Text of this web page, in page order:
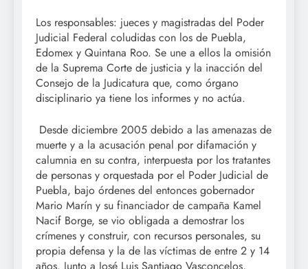
Los responsables: jueces y magistradas del Poder
Judicial Federal coludidas con los de Puebla,
Edomex y Quintana Roo. Se une a ellos la omisión
de la Suprema Corte de justicia y la inacción del
Consejo de la Judicatura que, como órgano
disciplinario ya tiene los informes y no actúa.
Desde diciembre 2005 debido a las amenazas de
muerte y a la acusación penal por difamación y
calumnia en su contra, interpuesta por los tratantes
de personas y orquestada por el Poder Judicial de
Puebla, bajo órdenes del entonces gobernador
Mario Marín y su financiador de campaña Kamel
Nacif Borge, se vio obligada a demostrar los
crímenes y construir, con recursos personales, su
propia defensa y la de las víctimas de entre 2 y 14